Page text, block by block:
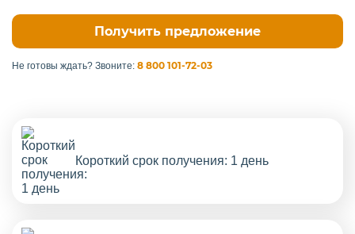
Не готовы ждать? Звоните: 8 800 101-72-03
Короткий срок получения: 1 день